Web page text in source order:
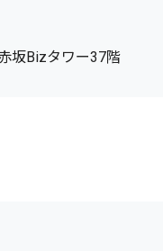
坂Bizタワー37階